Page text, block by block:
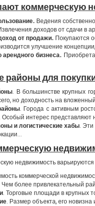
коммерческую
Ведения
доходов от сдачи в
от продажи. Покупаются
улучшение
бизнеса.
районы для
. В большинстве крупных
но доходность на
. Города с активным
Особый интерес
и логистические хабы.
недвижимость варьируются
коммерческой
Чем более привлекательный
. Торговые площади в крупных
. Размер объекта, его